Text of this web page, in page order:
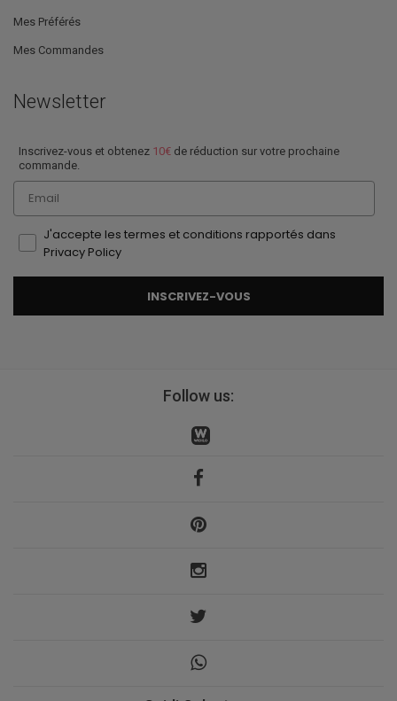
Mes Préférés
Mes Commandes
Newsletter
Inscrivez-vous et obtenez 10€ de réduction sur votre prochaine
commande.
Email
J'accepte les termes et conditions rapportés dans
Privacy Policy
INSCRIVEZ-VOUS
Follow us: